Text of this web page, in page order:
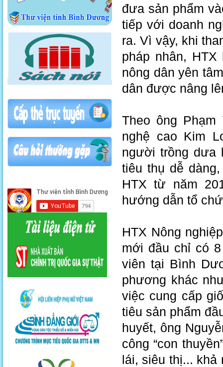
đưa sản phẩm
tiếp với doanh
ra. Vì vậy, khi
pháp nhân,
nông dân yên
dân được nâng
Theo ông Phạm
nghệ cao Kim
người trồng dưa
tiêu thụ dễ
HTX từ năm
hướng dẫn tổ
HTX Nông
mới đầu chỉ có
viên tại Bình
phương khác
việc cung cấp
tiêu sản phẩm
huyết, ông
công “con
lái, siêu thị... khả